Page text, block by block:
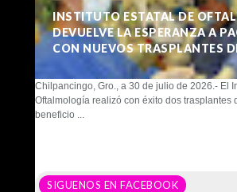
INSTITUTO ESTATAL DE
DEVUELVE LA ESPERANZA A
CON NUEVOS TRASPLANTES
Chilpancingo, Gro., a 30 de julio de 2026.- El
Oftalmología realizó con éxito dos trasplantes
beneficio ...
SIGUENOS EN FACEBOOK